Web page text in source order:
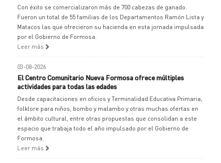
Con éxito se comercializaron más de 700 cabezas de ganado.
Fueron un total de 55 familias de los Departamentos Ramón Lista y
Matacos las que ofrecieron su hacienda en esta jornada impulsada
por el Gobierno de Formosa.
Leer más
03-08-2026
El Centro Comunitario Nueva Formosa ofrece múltiples
actividades para todas las edades
Desde capacitaciones en oficios y Terminalidad Educativa Primaria,
folklore para niños, bombo y malambo y otras muchas ofertas en
el ámbito cultural, entre otras propuestas que consolidan a este
espacio que trabaja todo el año impulsado por el Gobierno de
Formosa.
Leer más